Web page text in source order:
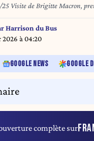
France,
porte par Somme emploi
par L'Oreal Photo Kevin Devigne
Harrison du Bus
2026 à 04:20
GOOGLE NEWS GOOGLE
complète sur